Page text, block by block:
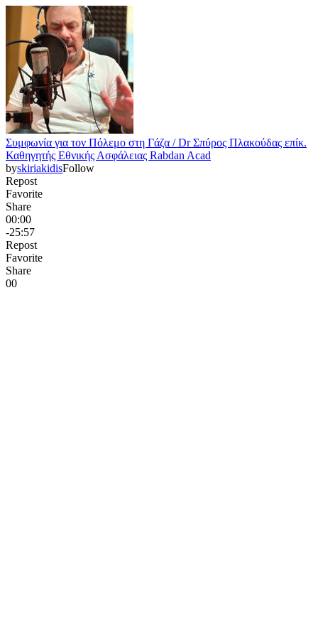
Συμφωνία για τον Πόλεμο στη Γάζα / Dr Σπύρος Πλακούδας επίκ.
Καθηγητής Εθνικής Ασφάλειας Rabdan Acad
byskiriakidisFollow
Repost
Favorite
Share
00:00
-25:57
Repost
Favorite
Share
00